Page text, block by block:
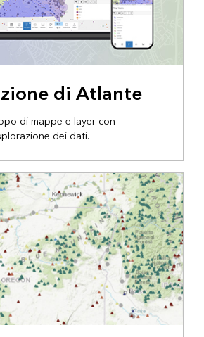
di Atlante
di mappe e layer con
dei dati.